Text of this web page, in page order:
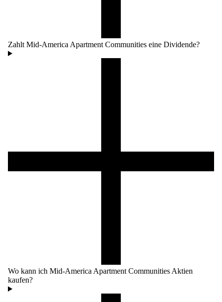
Zahlt Mid-America Apartment Communities eine Dividende?
Wo kann ich Mid-America Apartment Communities Aktien
kaufen?